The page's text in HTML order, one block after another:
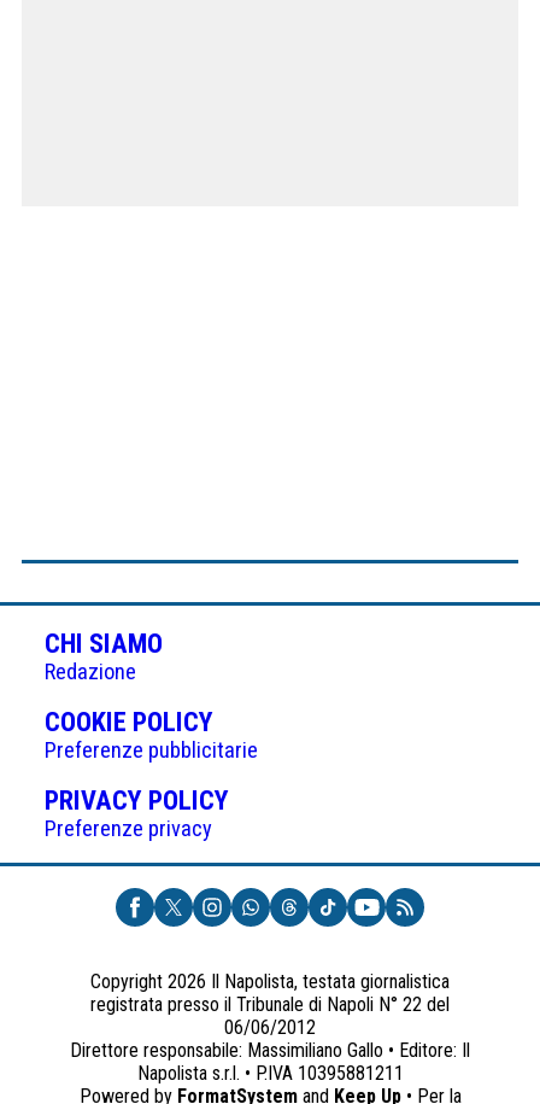
CHI SIAMO
Redazione
COOKIE POLICY(APRE
IN
UNA
NUOVA
Preferenze pubblicitarie
PRIVACY POLICY(APRE
UNA
NUOVA
SCHEDA)
Preferenze privacy
Copyright 2026 Il Napolista, testata giornalistica
registrata presso il Tribunale di Napoli N° 22 del
06/06/2012
Direttore responsabile: Massimiliano Gallo • Editore: Il
Napolista s.r.l. • P.IVA 10395881211
Powered by FormatSystemand Keep Up• Per la